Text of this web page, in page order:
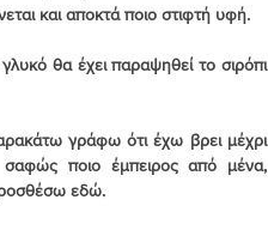
και αποκτά ποιο στιφτή υφή.
θα έχει παραψηθεί το σιρόπι
γράφω ότι έχω βρει μέχρι
ποιο έμπειρος από μένα,
εδώ.